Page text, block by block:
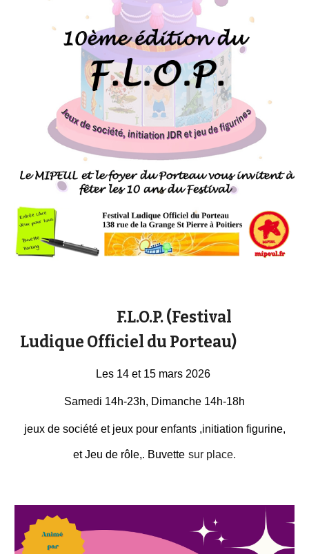
F.L.O.P. (Festival
Ludique Officiel du Porteau)
Les 14 et 15 mars 2026
Samedi 14h-23h, Dimanche 14h-18h
jeux de société et jeux pour enfants ,initiation figurine,
et Jeu de rôle,. Buvette sur place.